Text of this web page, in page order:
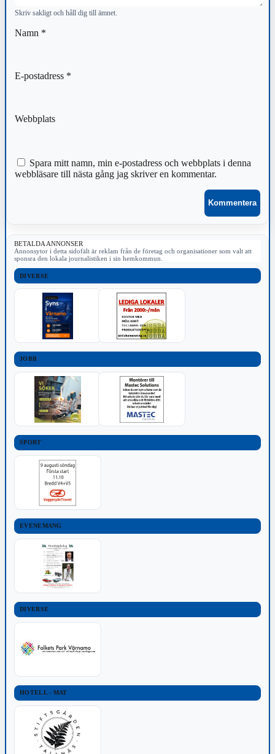
Skriv sakligt och håll dig till ämnet.
Namn *
E-postadress *
Webbplats
Spara mitt namn, min e-postadress och webbplats i denna
webbläsare till nästa gång jag skriver en kommentar.
BETALDA ANNONSER
Annonsytor i detta sidofält är reklam från de företag och organisationer som valt att
sponsra den lokala journalistiken i sin hemkommun.
DIVERSE
JOBB
SPORT
EVENEMANG
DIVERSE
HOTELL - MAT